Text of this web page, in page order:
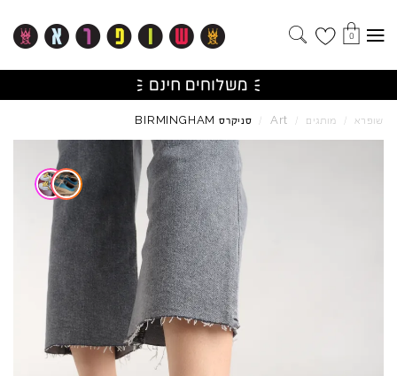
0
שופרא / מותגים /
Art
/ סניקרס BIRMINGHAM
Skip to product reviews